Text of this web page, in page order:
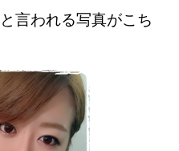
と言われる写真がこち